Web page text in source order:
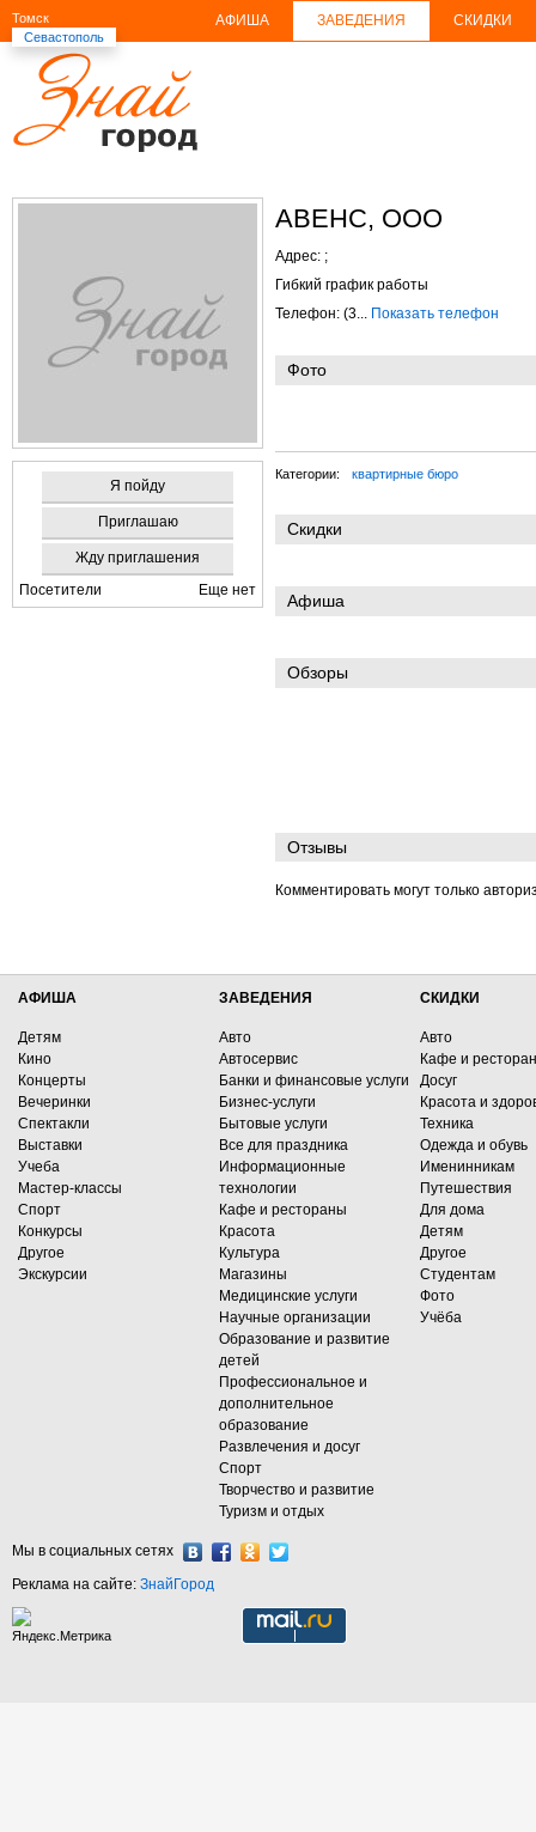
Томск
Севастополь
АФИША ЗАВЕДЕНИЯ СКИДКИ
Я пойду
Приглашаю
Жду приглашения
Посетители
Еще нет
АВЕНС, ООО
Адрес: ;
Гибкий график работы
Телефон: (3... Показать телефон
Фото
Категории: квартирные бюро
Скидки
Афиша
Обзоры
Отзывы
Комментировать могут только
АФИША
Детям
Кино
Концерты
Вечеринки
Спектакли
Выставки
Учеба
Мастер-классы
Спорт
Конкурсы
Другое
Экскурсии
ЗАВЕДЕНИЯ
Авто
Автосервис
Банки и финансовые услуги
Бизнес-услуги
Бытовые услуги
Все для праздника
Информационные
технологии
Кафе и рестораны
Красота
Культура
Магазины
Медицинские услуги
Научные организации
Образование и развитие
детей
Профессиональное и
дополнительное
образование
Развлечения и досуг
Спорт
Творчество и развитие
Туризм и отдых
СКИДКИ
Авто
Кафе и
Досуг
Красота и
Техника
Одежда и обувь
Именинникам
Путешествия
Для дома
Детям
Другое
Студентам
Фото
Учёба
Мы в социальных сетях
Реклама на сайте: ЗнайГород